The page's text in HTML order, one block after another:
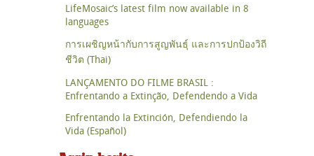
LifeMosaic’s latest film now available in 8
languages
การเผชิญหน้ากับการสูญพันธุ์ และการปกป้องวิถี
ชีวิต (Thai)
LANÇAMENTO DO FILME BRASIL :
Enfrentando a Extinção, Defendendo a Vida
Enfrentando la Extinción, Defendiendo la
Vida (Español)